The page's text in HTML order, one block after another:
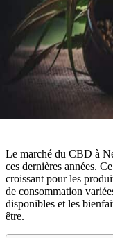
Le marché du CBD à
ces dernières années.
croissant pour les
de consommation
disponibles et les
être.